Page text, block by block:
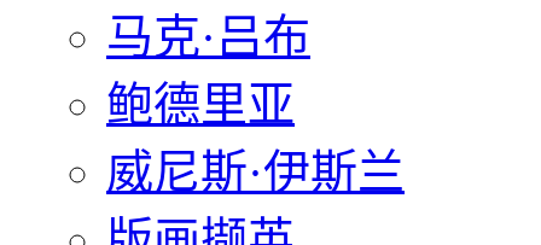
马克·吕布
鲍德里亚
威尼斯·伊斯兰